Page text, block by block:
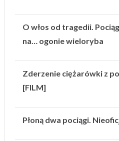
O włos od tragedii.
na… ogonie wieloryba
Zderzenie ciężarówki z
[FILM]
Płoną dwa pociągi.